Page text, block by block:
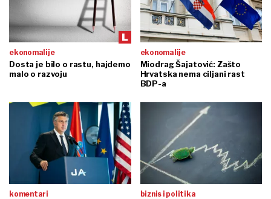
ekonomalije
Dosta je bilo o rastu, hajdemo
malo o razvoju
ekonomalije
Miodrag Šajatović: Zašto
Hrvatska nema ciljani rast
BDP-a
komentari biznis i politika